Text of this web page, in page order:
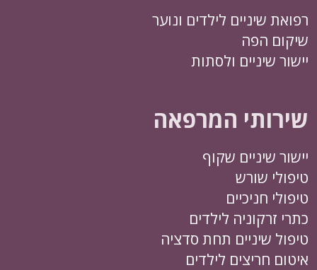
רפואת שיניים לילדים ונוער
שיקום הפה
יישור שיניים ולסתות
שירותי המרפאה
יישור שיניים שקוף
טיפולי שורש
טיפולי חניכיים
כתרי זרקוניה לילדים
טיפול שיניים תחת סדציה
איטום חריצים לילדים